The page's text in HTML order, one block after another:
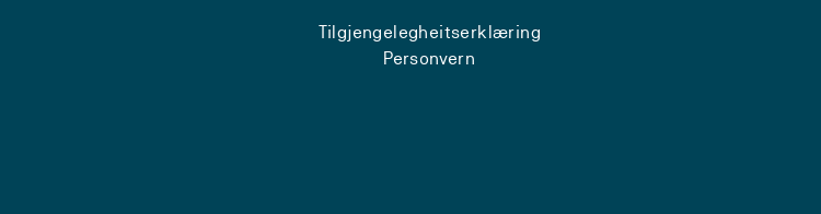
Tilgjengelegheitserklæring
Personvern